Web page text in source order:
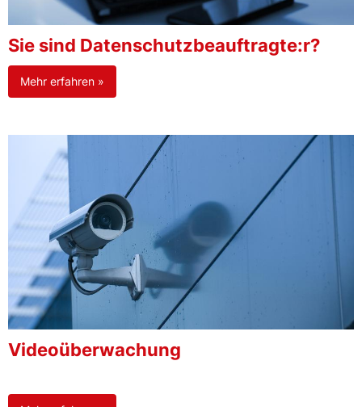
Sie sind Datenschutzbeauftragte:r?
Mehr erfahren »
Videoüberwachung